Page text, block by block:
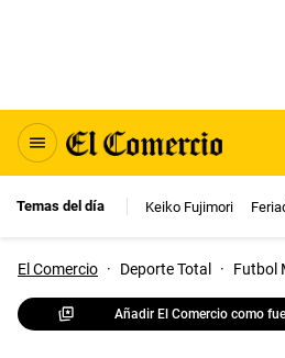
Temas del día Keiko Fujimori
El Comercio · Deporte Total · Futbol
Añadir El Comercio como